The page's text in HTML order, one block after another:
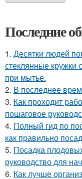
Последние
1. Десятки людей
стеклянные кружки
при мытье.
2. В последнее
3. Как проходит
пошаговое
4. Полный гид по
как правильно
5. Посадка
руководство для
6. Как лучше